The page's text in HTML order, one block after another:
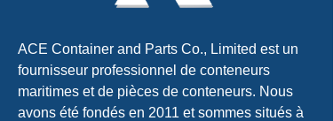
ACE Container and Parts Co., Limited est un
fournisseur professionnel de conteneurs
maritimes et de pièces de conteneurs. Nous
avons été fondés en 2011 et sommes situés à